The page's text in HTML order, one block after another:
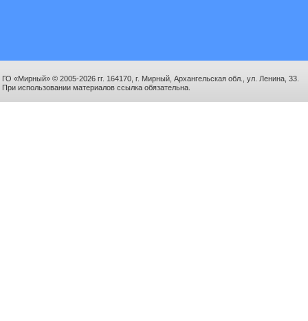
ГО «Мирный» © 2005-2026 гг. 164170, г. Мирный, Архангельская обл., ул. Ленина, 33.
При использовании материалов ссылка обязательна.